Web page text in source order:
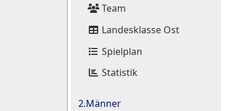
Team
Landesklasse Ost
Spielplan
Statistik
2.Männer